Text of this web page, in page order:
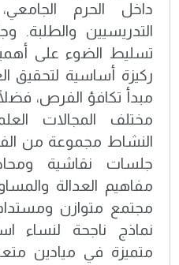
داخل الحرم
التدريسيين والطلبة.
تسليط الضوء على
ركيزة أساسية لتحقيق
مبدأ تكافؤ الفرص،
مختلف المجالات
النشاط مجموعة من
جلسات نقاشية
مفاهيم العدالة
مجتمع متوازن
نماذج ناجحة لنساء
متميزة في ميادين